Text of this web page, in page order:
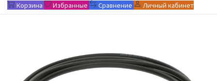
Корзина
Избранные Сравнение Личный кабинет